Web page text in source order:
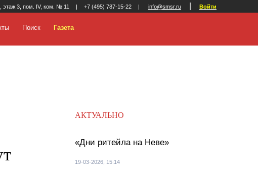
этаж 3, пом. IV, ком. № 11 | +7 (495) 787-15-22 | info@smsr.ru Войти
Поиск Газета
АКТУАЛЬНО
«Дни ритейла на Неве»
19-03-2026, 15:14